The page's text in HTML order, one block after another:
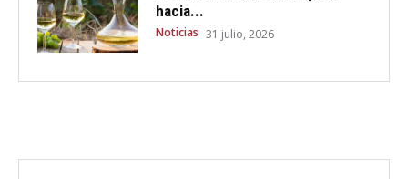
hacia...
Noticias 31 julio, 2026